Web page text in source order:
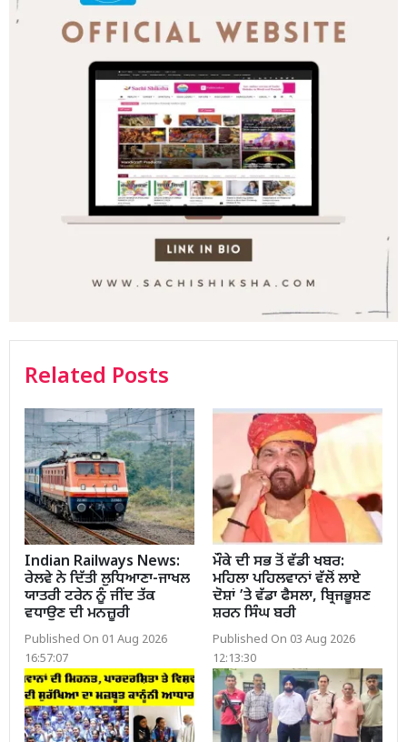
Related Posts
Indian Railways News:
ਰੇਲਵੇ ਨੇ ਦਿੱਤੀ ਲੁਧਿਆਣਾ-ਜਾਖਲ
ਯਾਤਰੀ ਟਰੇਨ ਨੂੰ ਜੀਂਦ ਤੱਕ
ਵਧਾਉਣ ਦੀ ਮਨਜ਼ੂਰੀ
Published On 01 Aug 2026
16:57:07
ਮੌਕੇ ਦੀ ਸਭ ਤੋਂ ਵੱਡੀ ਖਬਰ:
ਮਹਿਲਾ ਪਹਿਲਵਾਨਾਂ ਵੱਲੋਂ ਲਾਏ
ਦੋਸ਼ਾਂ ’ਤੇ ਵੱਡਾ ਫੈਸਲਾ, ਬ੍ਰਿਜਭੂਸ਼ਣ
ਸ਼ਰਨ ਸਿੰਘ ਬਰੀ
Published On 03 Aug 2026
12:13:30